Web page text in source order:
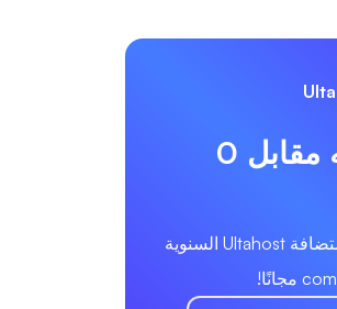
احصل عليه مقابل 0
قم باختيار خطة استضافة Ultahost السنوية